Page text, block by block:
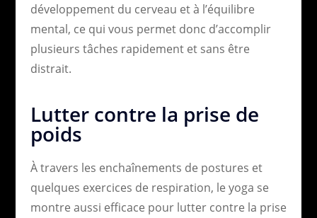
développement du cerveau et à l’équilibre
mental, ce qui vous permet donc d’accomplir
plusieurs tâches rapidement et sans être
distrait.
Lutter contre la prise de
poids
À travers les enchaînements de postures et
quelques exercices de respiration, le yoga se
montre aussi efficace pour lutter contre la prise